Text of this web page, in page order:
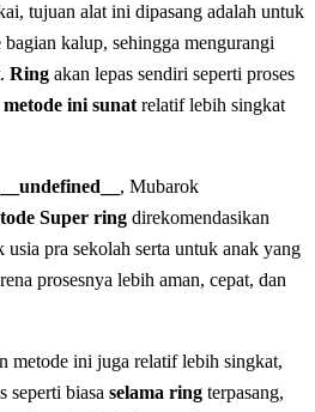
tujuan alat ini dipasang adalah untuk
kalup, sehingga mengurangi
Ring akan lepas sendiri seperti proses
metode ini sunat relatif lebih singkat
, Mubarok
Super ring direkomendasikan
usia pra sekolah serta untuk anak yang
prosesnya lebih aman, cepat, dan
metode ini juga relatif lebih singkat,
seperti biasa selama ring terpasang,